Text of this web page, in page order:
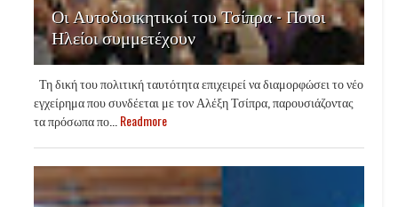
Οι Αυτοδιοικητικοί του Τσίπρα - Ποιοι
Ηλείοι συμμετέχουν
Τη δική του πολιτική ταυτότητα επιχειρεί να διαμορφώσει το νέο
εγχείρημα που συνδέεται με τον Αλέξη Τσίπρα, παρουσιάζοντας
τα πρόσωπα πο... Readmore